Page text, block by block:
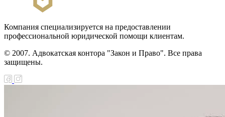
Компания специализируется на предоставлении
профессиональной юридической помощи клиентам.
© 2007. Адвокатская контора "Закон и Право". Все права
защищены.